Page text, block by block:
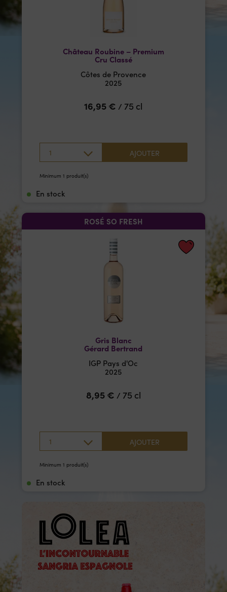
Château Roubine – Premium
Cru Classé
Côtes de Provence
2025
16,95 € / 75 cl
1 AJOUTER
Minimum 1 produit(s)
En stock
ROSÉ SO FRESH
Gris Blanc
Gérard Bertrand
IGP Pays d'Oc
2025
8,95 € / 75 cl
1 AJOUTER
Minimum 1 produit(s)
En stock